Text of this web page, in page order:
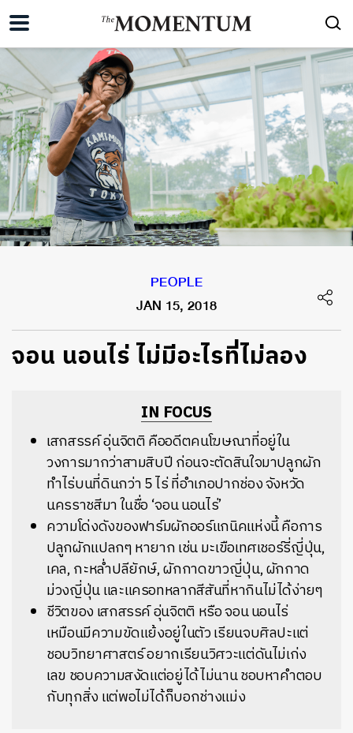
PEOPLE
JAN 15, 2018
จอน นอนไร่ ไม่มีอะไรที่ไม่ลอง
IN FOCUS
เสกสรรค์ อุ่นจิตติ คืออดีตคนโฆษณาที่อยู่ใน
วงการมากว่าสามสิบปี ก่อนจะตัดสินใจมาปลูกผัก
ทำไร่บนที่ดินกว่า 5 ไร่ ที่อำเภอปากช่อง จังหวัด
นครราชสีมา ในชื่อ ‘จอน นอนไร่’
ความโด่งดังของฟาร์มผักออร์แกนิคแห่งนี้ คือการ
ปลูกผักแปลกๆ หายาก เช่น มะเขือเทศเชอร์รี่ญี่ปุ่น,
เคล, กะหล่ำปลียักษ์, ผักกาดขาวญี่ปุ่น, ผักกาด
ม่วงญี่ปุ่น และแครอทหลากสีสันที่หากินไม่ได้ง่ายๆ
ชีวิตของ เสกสรรค์ อุ่นจิตติ หรือ จอน นอนไร่
เหมือนมีความขัดแย้งอยู่ในตัว เรียนจบศิลปะแต่
ชอบวิทยาศาสตร์ อยากเรียนวิศวะแต่ดันไม่เก่ง
เลข ชอบความสงัดแต่อยู่ได้ไม่นาน ชอบหาคำตอบ
กับทุกสิ่ง แต่พอไม่ได้ก็บอกช่างแม่ง